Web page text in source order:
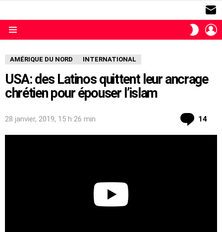
SKIN
AMÉRIQUE DU NORD INTERNATIONAL
USA: des Latinos quittent leur ancrage
chrétien pour épouser l’islam
28 janvier, 2019, 15 h 26 min 14